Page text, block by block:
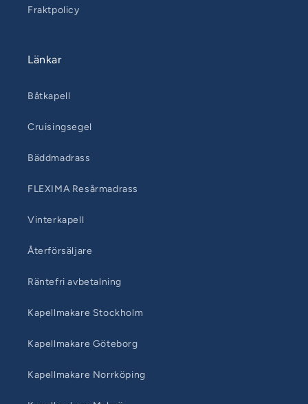
Fraktpolicy
Länkar
Båtkapell
Cruisingsegel
Bäddmadrass
FLEXIMA Resårmadrass
Vinterkapell
Återförsäljare
Räntefri avbetalning
Kapellmakare Stockholm
Kapellmakare Göteborg
Kapellmakare Norrköping